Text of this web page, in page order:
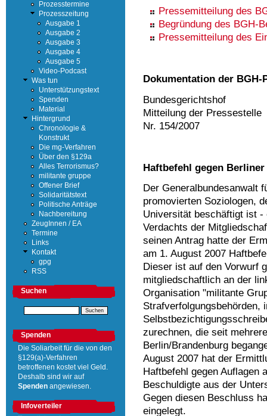
Pressemitteilung des
Begründung des BGH-
Pressemitteilung des
Dokumentation der BGH-
Bundesgerichtshof
Mitteilung der Pressestelle
Nr. 154/2007
Haftbefehl gegen
Der Generalbundesanwalt
promovierten Soziologen,
Universität beschäftigt ist -
Verdachts der
seinen Antrag hatte der
am 1. August 2007
Dieser ist auf den Vorwurf
mitgliedschaftlich an der
Organisation "militante
Strafverfolgungsbehörden,
zurechnen, die seit
Berlin/Brandenburg
August 2007 hat der
Haftbefehl gegen Auflagen
Beschuldigte aus der
Gegen diesen Beschluss
eingelegt.
Prozesstermine
Prozesszeitung
Ausgabe 1
Ausgabe 2
Ausgabe 3
Ausgabe 4
Ausgabe 5
Video-Podcast
Was tun
Unterstützungstext
Spenden
Material
Hintergrund
Chronologie &
Konstrukt
Die mg-Verfahren
Über den §129a
Alles Terrorismus?
militante gruppe
Offener Brief
Solidaritätstext
Politische Anträge
Nachbereitung
ZeugInnen / EA
Termine
Links
Kontakt
gpg
RSS
Suchen
Spenden
Die Soliarbeit für die von den
§129(a)-Verfahren
betroffenen kostet viel Geld.
Deshalb sind wir auf
Spenden angewiesen.
Infoverteiler